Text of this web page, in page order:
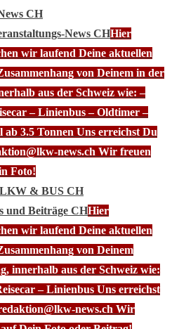
CH
News CHHier
wir laufend Deine aktuellen
von Deinem in der
aus der Schweiz wie: –
– Linienbus – Oldtimer –
ab 3.5 Tonnen Uns erreichst Du
news.ch Wir freuen
Foto!
& BUS CH
und Beiträge CHHier
wir laufend Deine aktuellen
von Deinem
innerhalb aus der Schweiz wie:
– Linienbus Uns erreichst
news.ch Wir